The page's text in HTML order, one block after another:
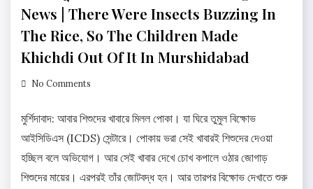
News | There Were Insects Buzzing In
The Rice, So The Children Made
Khichdi Out Of It In Murshidabad
No Comments
মুর্শিদাবাদ: আবার শিশুদের খাবারে মিলল পোকা। যা ঘিরে তুমুল বিক্ষোভ
আইসিডিএস (ICDS) সেন্টারে। পোকায় ভরা সেই খাবারই শিশুদের দেওয়া
হচ্ছিল বলে অভিযোগ। আর সেই খাবার দেখে চোখ কপালে ওঠার জোগাড়
শিশুদের মায়ের। এরপরই তাঁর জোটবদ্ধ হন। আর তারপর বিক্ষোভ দেখাতে শুরু